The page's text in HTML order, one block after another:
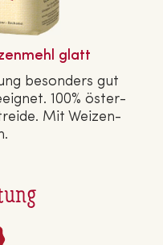
glatt
besonders gut
100% ös­ter­
Mit Wei­zen­